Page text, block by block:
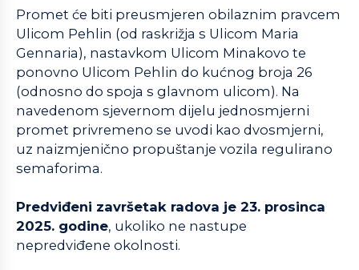
Promet će biti preusmjeren obilaznim pravcem
Ulicom Pehlin (od raskrižja s Ulicom Maria
Gennaria), nastavkom Ulicom Minakovo te
ponovno Ulicom Pehlin do kućnog broja 26
(odnosno do spoja s glavnom ulicom). Na
navedenom sjevernom dijelu jednosmjerni
promet privremeno se uvodi kao dvosmjerni,
uz naizmjenično propuštanje vozila regulirano
semaforima.
Predviđeni završetak radova je 23. prosinca
2025. godine, ukoliko ne nastupe
nepredviđene okolnosti.